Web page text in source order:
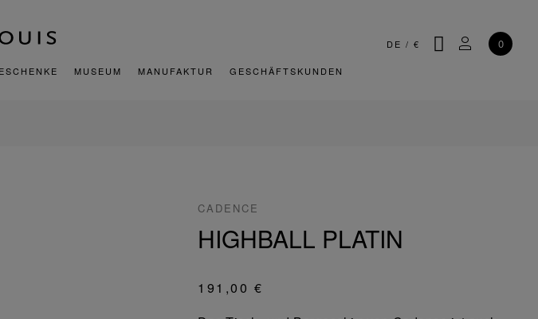
DE / € SUCHEMEIN
0
MUSEUM MANUFAKTUR GESCHÄFTSKUNDEN
CADENCE
HIGHBALL PLATIN
191,00 €